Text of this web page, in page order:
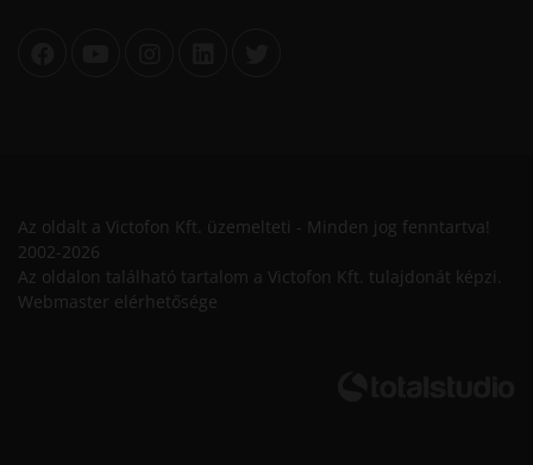
Az oldalt a Victofon Kft. üzemelteti - Minden jog fenntartva!
2002-2026
Az oldalon található tartalom a Victofon Kft. tulajdonát képzi.
Webmaster elérhetősége